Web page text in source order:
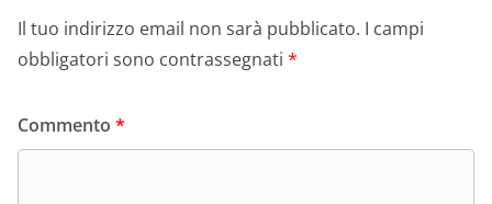
Il tuo indirizzo email non sarà pubblicato. I campi
obbligatori sono contrassegnati *
Commento *